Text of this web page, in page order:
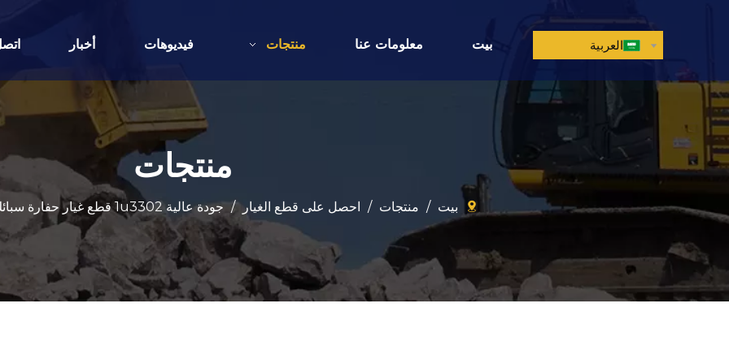
بيت معلومات عنا منتجات فيديوهات أخبار العربية
منتجات
بيت / منتجات / احصل على قطع الغيار / جودة عالية 1u3302 قطع غيار حفارة سبائك الصلب دلو الأسنان